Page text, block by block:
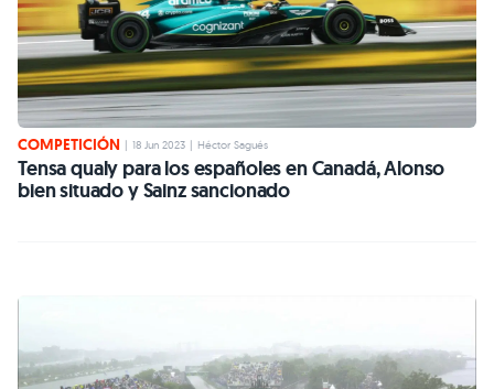
COMPETICIÓN | 18 Jun 2023 | Héctor Sagués
Tensa qualy para los españoles en Canadá, Alonso
bien situado y Sainz sancionado